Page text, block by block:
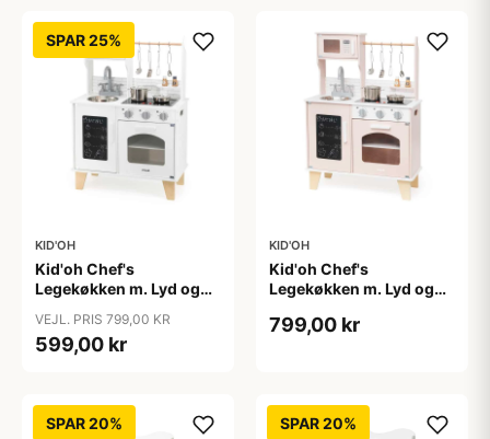
SPAR 25%
KID'OH
Kid'oh Chef's
Legekøkken m. Lyd og
VEJL. PRIS 799,00 KR
599,00 kr
KID'OH
Kid'oh Chef's
Legekøkken m. Lyd og
799,00 kr
SPAR 20% SPAR 20%